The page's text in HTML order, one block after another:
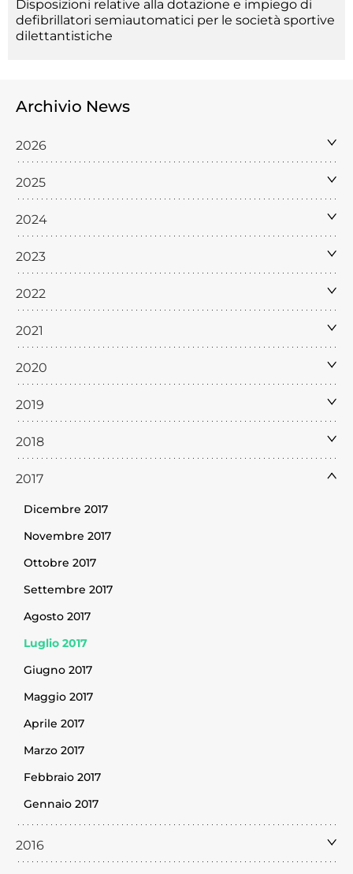
Disposizioni relative alla dotazione e impiego di
defibrillatori semiautomatici per le società sportive
dilettantistiche
Archivio News
2026
2025
2024
2023
2022
2021
2020
2019
2018
2017
Dicembre 2017
Novembre 2017
Ottobre 2017
Settembre 2017
Agosto 2017
Luglio 2017
Giugno 2017
Maggio 2017
Aprile 2017
Marzo 2017
Febbraio 2017
Gennaio 2017
2016